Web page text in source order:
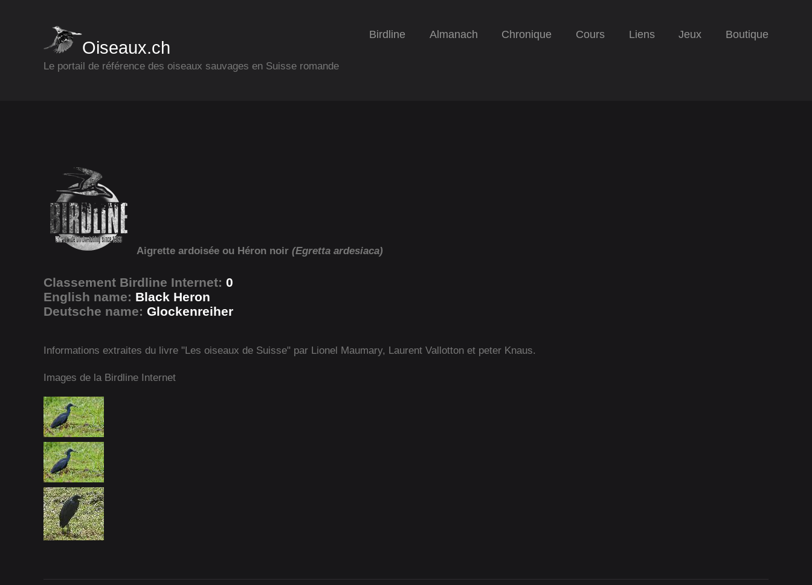
Oiseaux.ch
Le portail de référence des oiseaux sauvages en Suisse romande
Birdline Almanach Chronique Cours Liens Jeux Boutique
Aigrette ardoisée ou Héron noir (Egretta ardesiaca)
Classement Birdline Internet: 0
English name: Black Heron
Deutsche name: Glockenreiher
Informations extraites du livre "Les oiseaux de Suisse" par Lionel Maumary, Laurent Vallotton et peter Knaus.
Images de la Birdline Internet